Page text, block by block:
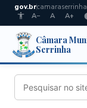
gov.br
A−
A A+
Câmara
Serrinha